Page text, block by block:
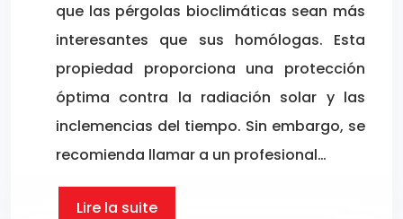
que las pérgolas bioclimáticas sean más
interesantes que sus homólogas. Esta
propiedad proporciona una protección
óptima contra la radiación solar y las
inclemencias del tiempo. Sin embargo, se
recomienda llamar a un profesional…
Lire la suite